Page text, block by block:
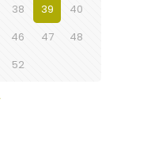
38 39
40
46 47
48
52